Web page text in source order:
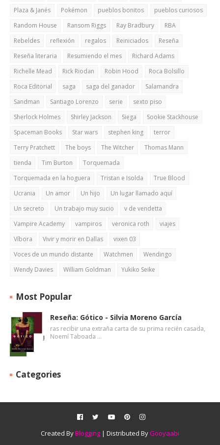
Plaza & Janés
Pokémon pueblos bonitos
pueblos curiosos
Random House
Ransom Riggs Ray Bradbury
RBA
Rebeldes
reflexión regalos Reiniciados
Reseña
Reseña literaria
Resumiendo el mes
Richard Adams
Richelle Mead
Rick Riodan Robin Hood
Roca Bolsillo
Roca Editorial
saga saga del ganador
Salamandra
Sandman
Santiago Lorenzo serie
sexto piso
Sherlock Holmes
Shirley Jackson Siega
Sookie Stackhouse
Spaceman Books
Star wars stephen king
terror
Terry Pratchett
The boys The Witcher
Thomas Mann
tienda
Tim Burton
Torquemada
Torquemada en la hoguera
Tristan e Isolda
True Blood
Ucrania
Un amor Un hijo
Un lugar llamado aquí
Un secreto
Un trabajo muy sucio
v de vendetta
Vampire Academy
vampiros veronica roth
viajes
Víbora
Vivir y morir en Dallas
vixen 03
Voces de un mundo distante
Watchmen
Wendingo
Wendy Davies
William Goldman Yukiko Seike
Most Popular
Reseña: Gótico - Silvia Moreno García
ras recibir una extraña carta de su prima recién casada,
Noemí Taboada …
Categories
Created ByBlogging | Distributed By Gooyaabi